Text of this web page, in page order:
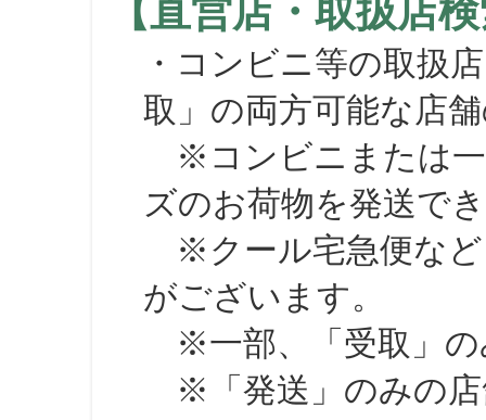
【直営店・取扱店
・コンビニ等の取扱
取」の両方可能な店
※コンビニまたは一
ズのお荷物を発送で
※クール宅急便など
がございます。
※一部、「受取」の
※「発送」のみの店